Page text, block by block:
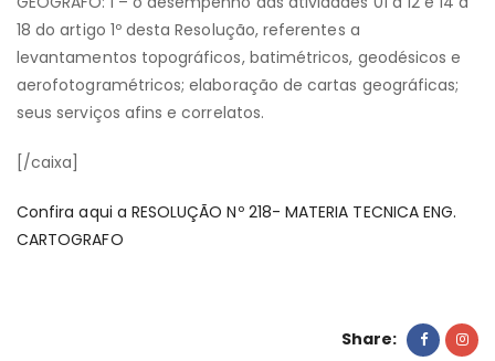
18 do artigo 1º desta Resolução, referentes a
levantamentos topográficos, batimétricos, geodésicos e
aerofotogramétricos; elaboração de cartas geográficas;
seus serviços afins e correlatos.
[/caixa]
Confira aqui a RESOLUÇÃO Nº 218- MATERIA TECNICA ENG.
CARTOGRAFO
Share: